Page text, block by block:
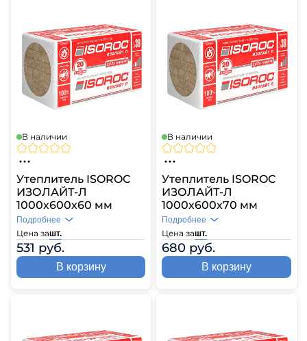
В наличии
Утеплитель ISOROC
ИЗОЛАЙТ-Л
1000х600х60 мм
Цена зашт.
531 руб.
Подробнее
В корзину
В наличии
Утеплитель ISOROC
ИЗОЛАЙТ-Л
1000х600х70 мм
Цена зашт.
680 руб.
Подробнее
В корзину